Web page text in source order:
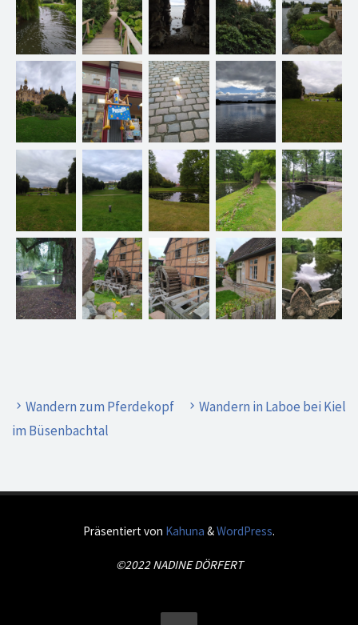
Wandern zum Pferdekopf
im Büsenbachtal
Wandern in Laboe bei Kiel
Präsentiert von Kahuna &WordPress.
©2022 NADINE DÖRFERT